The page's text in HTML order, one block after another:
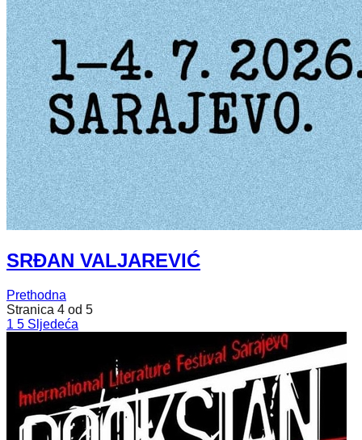
SRĐAN VALJAREVIĆ
Prethodna
Stranica 4 od 5
1 5 Sljedeća